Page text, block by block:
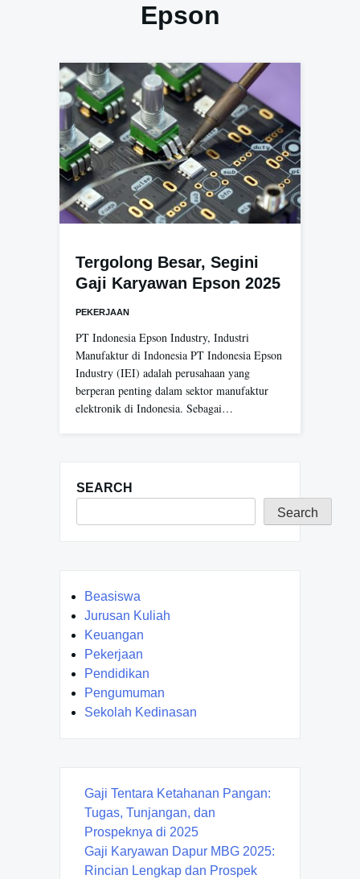
Epson
Tergolong Besar, Segini
Gaji Karyawan Epson 2025
PEKERJAAN
PT Indonesia Epson Industry, Industri
Manufaktur di Indonesia PT Indonesia Epson
Industry (IEI) adalah perusahaan yang
berperan penting dalam sektor manufaktur
elektronik di Indonesia. Sebagai…
SEARCH
Search
Beasiswa
Jurusan Kuliah
Keuangan
Pekerjaan
Pendidikan
Pengumuman
Sekolah Kedinasan
Gaji Tentara Ketahanan Pangan:
Tugas, Tunjangan, dan
Prospeknya di 2025
Gaji Karyawan Dapur MBG 2025:
Rincian Lengkap dan Prospek